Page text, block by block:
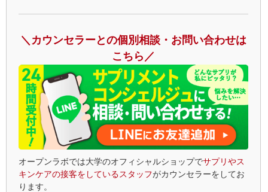
＼カウンセラーとの個別相談・お問い合わせは
こちら／
オープンラボでは大学のオフィシャルショップでサプリやス
キンケアの接客をしているスタッフがカウンセラーをしてお
ります。